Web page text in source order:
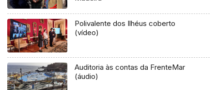
Polivalente dos Ilhéus coberto
(vídeo)
Auditoria às contas da FrenteMar
(áudio)